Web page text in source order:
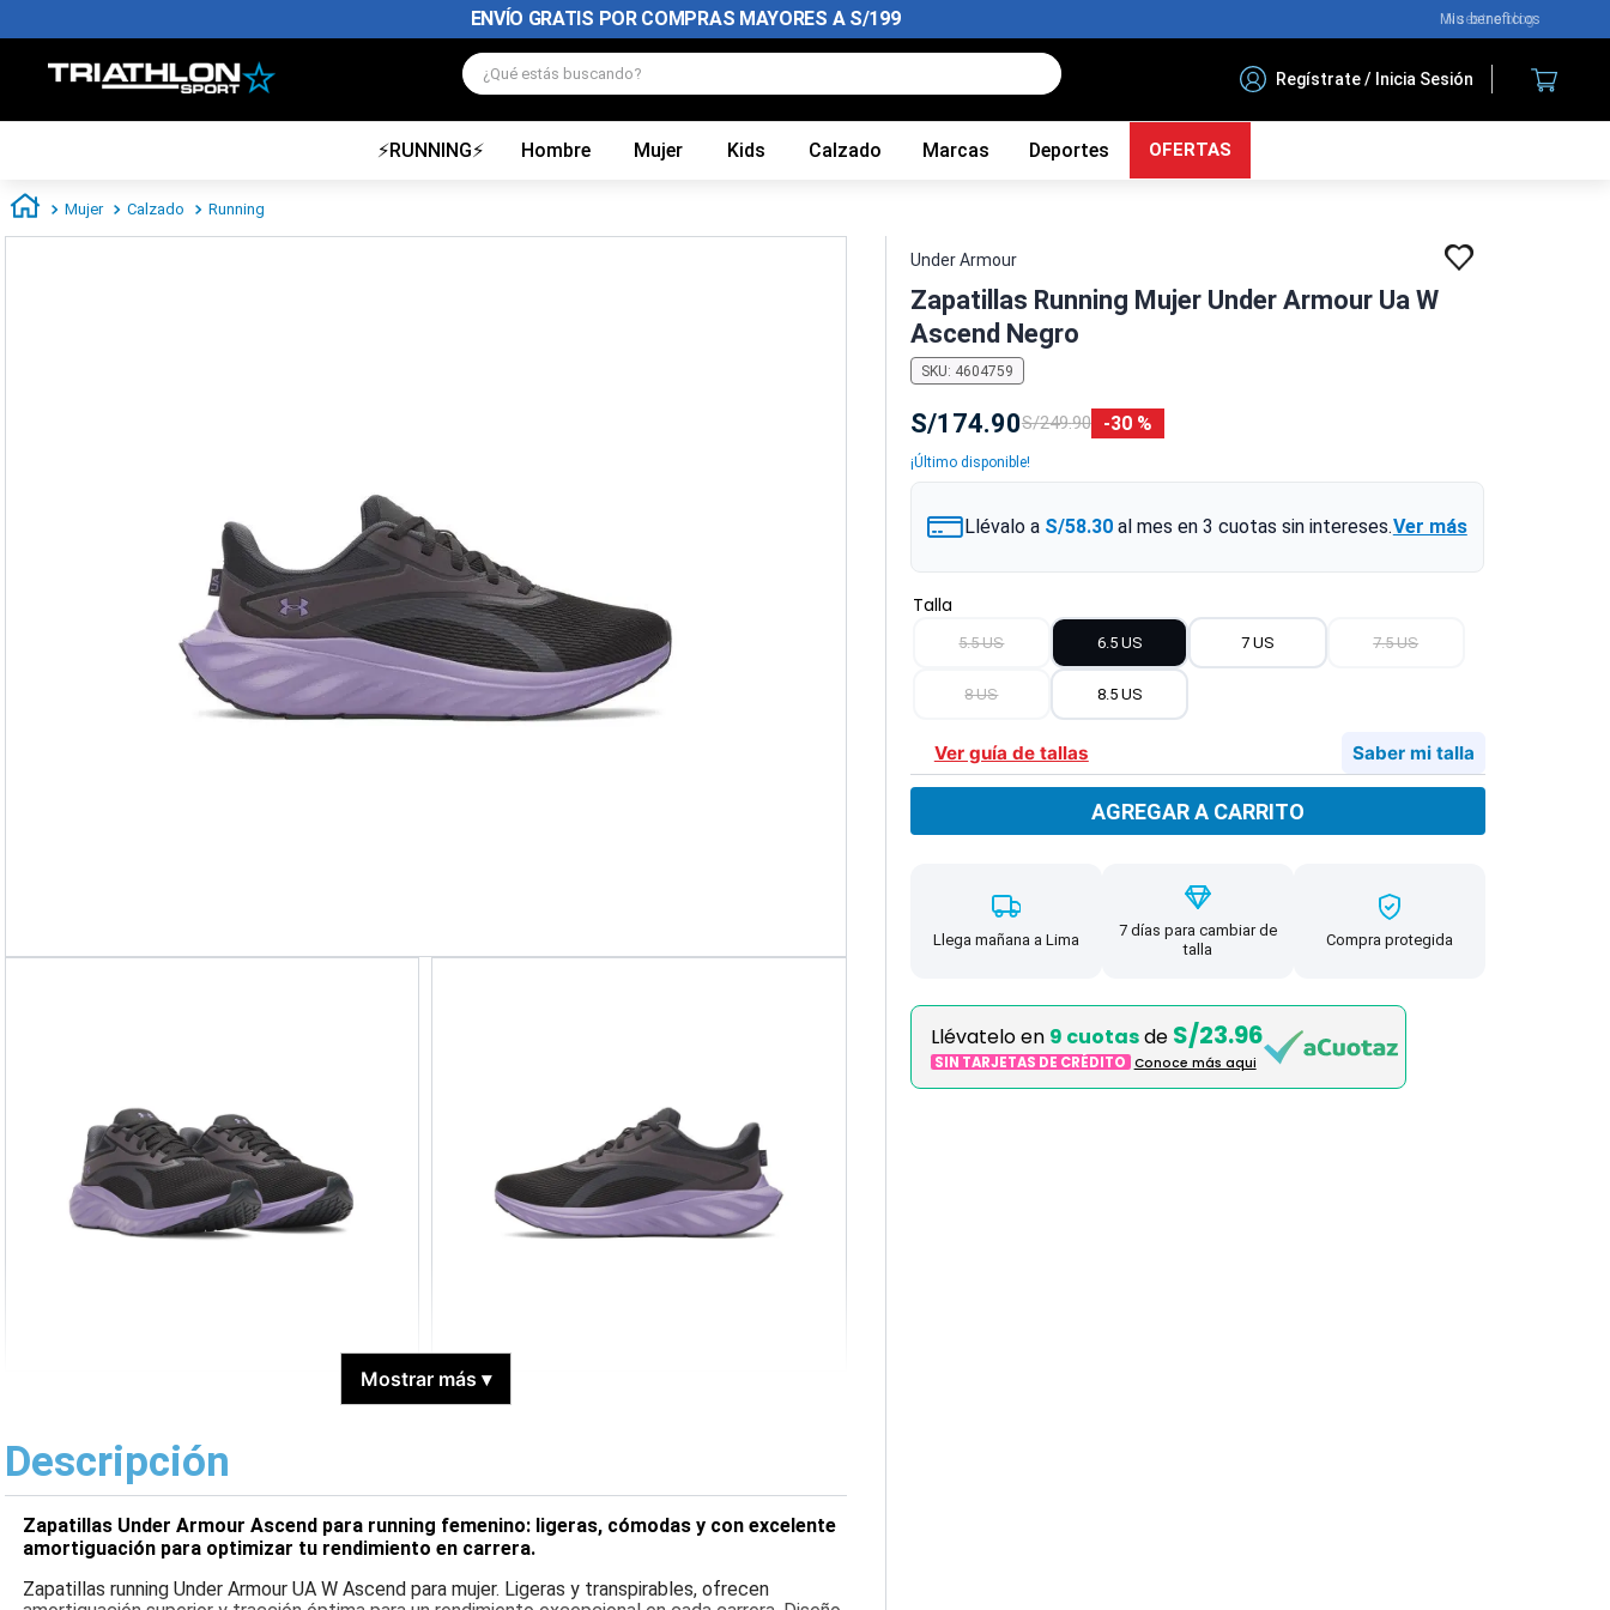
ENVÍO GRATIS POR COMPRAS MAYORES A S/199 Nuestro blog
¿Qué estás buscando?
Regístrate / Inicia Sesión
⚡RUNNING⚡ Hombre Mujer Kids Calzado Marcas Deportes OFERTAS
Mujer Calzado Running
Mostrar más ▾
Descripción
Zapatillas Under Armour Ascend para running femenino: ligeras, cómodas y con excelente
amortiguación para optimizar tu rendimiento en carrera.
Zapatillas running Under Armour UA W Ascend para mujer. Ligeras y transpirables, ofrecen
Under Armour
Zapatillas Running Mujer Under Armour Ua W
Ascend Negro
SKU: 4604759
S/174.90S/249.90 30 %
¡Último disponible!
Llévalo a S/58.30al mes en 3 cuotas sin intereses.Ver más
Talla
5.5 US 6.5 US 7 US 7.5 US
8 US 8.5 US
Ver guía de tallas Saber mi talla
AGREGAR A CARRITO
Llega mañana a Lima
7 días para cambiar de
talla
Compra protegida
Llévatelo en 9 cuotasde S/23.96
SIN TARJETAS DE CRÉDITO Conoce más aqui
TÉRMINOS MÁS BUSCADOS
2.
zapatillas nike